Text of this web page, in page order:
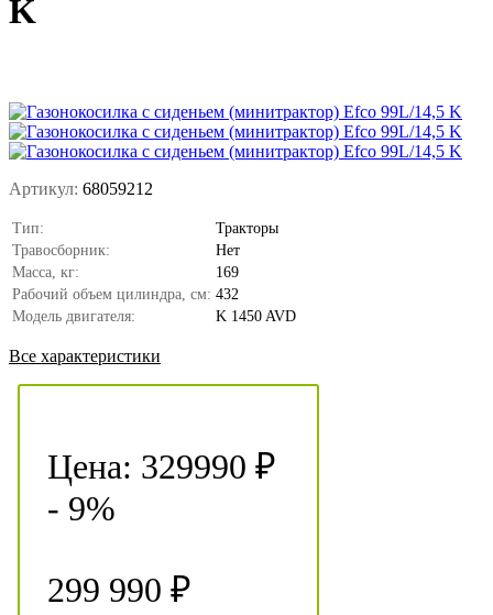
K
Артикул: 68059212
Тип:
Тракторы
Травосборник:
Нет
Масса, кг:
169
Рабочий объем цилиндра, см: 432
Модель двигателя:
K 1450 AVD
Все характеристики
Цена: 329990 ₽
- 9%
299 990 ₽